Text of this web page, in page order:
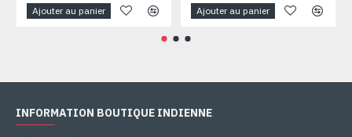
Ajouter au panier Ajouter au panier
INFORMATION BOUTIQUE INDIENNE